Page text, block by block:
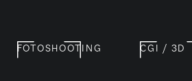
FOTOSHOOTING CGI / 3D